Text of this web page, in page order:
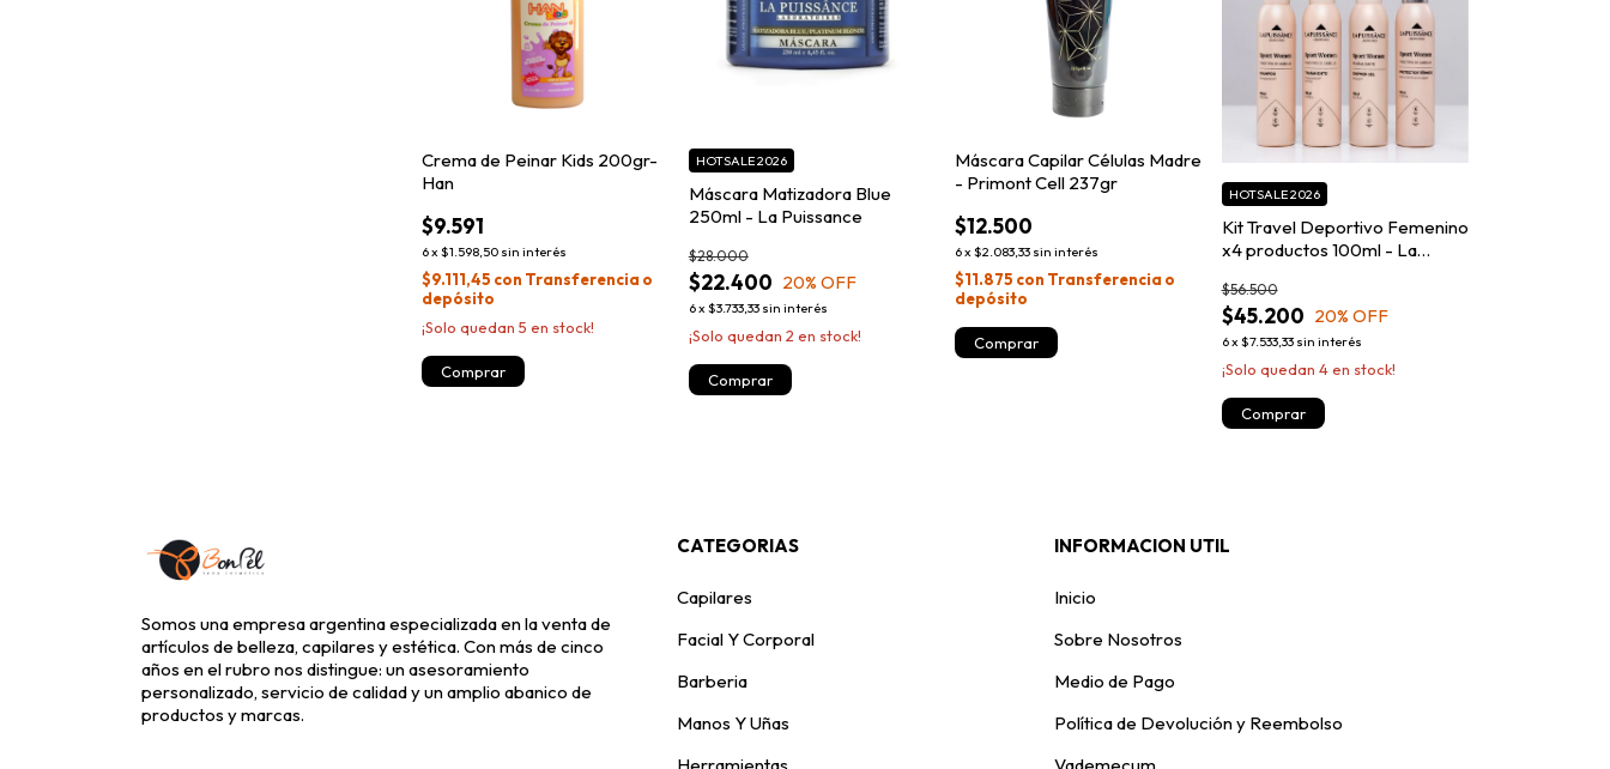
Crema de Peinar Kids 200gr-
Han
$9.591
6x$1.598,50 sin interés
$9.111,45 con Transferencia o
depósito
¡Solo quedan5 en stock!
Máscara Matizadora Blue
250ml - La Puissance
$22.400
$28.000
20% OFF
6x $3.733,33 sin interés
HOTSALE 2026
¡Solo quedan 2 en stock!
Máscara Capilar Células Madre
- Primont Cell 237gr
$12.500
6x$2.083,33 sin interés
$11.875 con Transferencia o
depósito
Kit Travel Deportivo Femenino
x4 productos 100ml - La
$45.200
$56.500
20% OFF
6x $7.533,33 sin interés
HOTSALE 2026
¡Solo quedan 4en stock!
Somos una empresa argentina especializada en la venta de
artículos de belleza, capilares y estética. Con más de cinco
años en el rubro nos distingue: un asesoramiento
personalizado, servicio de calidad y un amplio abanico de
productos y marcas.
CATEGORIAS
Capilares
Facial Y Corporal
Barberia
Manos Y Uñas
INFORMACION UTIL
Inicio
Sobre Nosotros
Medio de Pago
Política de Devolución y Reembolso